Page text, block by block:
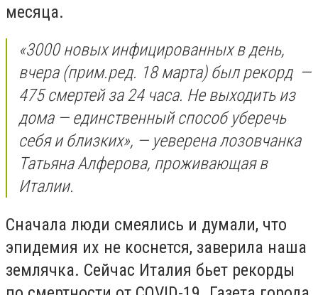
месяца.
«3000 новых инфицированных в день,
вчера (прим.ред. 18 марта) был рекорд —
475 смертей за 24 часа. Не выходить из
дома — единственный способ уберечь
себя и близких», — уеверена лозовчанка
Татьяна Алферова, проживающая в
Италии.
Сначала люди смеялись и думали, что
эпидемия их не коснется, заверила наша
землячка. Сейчас Италия бьет рекорды